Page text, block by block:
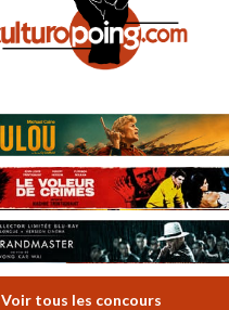
Voir tous les concours